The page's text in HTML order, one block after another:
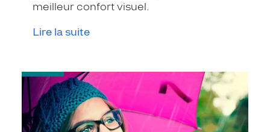
meilleur confort visuel.
Lire la suite
-
Le
traitement
oléophobe,
un